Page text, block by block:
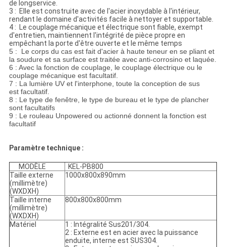
de longservice.
3 : Elle est construite avec de l'acier inoxydable à l'intérieur,
rendant le domaine d'activités facile à nettoyer et supportable.
4 : Le couplage mécanique et électrique sont fiable, exempt
d'entretien, maintiennent l'intégrité de pièce propre en
empêchant la porte d'être ouverte et le même temps
5 : Le corps du cas est fait d'acier à haute teneur en se pliant et
la soudure et sa surface est traitée avecanti-corrosino et laquée.
6 : Avec la fonction de couplage, le couplage électrique ou le
couplage mécanique est facultatif.
7 : La lumière UV et l'interphone, toute la conception de sus
est facultatif.
8 : Le type de fenêtre, le type de bureau et le type de plancher
sont facultatifs
9 : Le rouleau Unpowered ou actionné donnent la fonction est
facultatif
Paramètre technique :
MODÈLE
KEL-PB800
Taille externe
(millimètre)
(WXDXH)
1000x800x890mm
Taille interne
(millimètre)
(WXDXH)
800x800x800mm
Matériel
1 : Intégralité Sus201/304.
2 : Externe est en acier avec la puissance
enduite, interne est SUS304.